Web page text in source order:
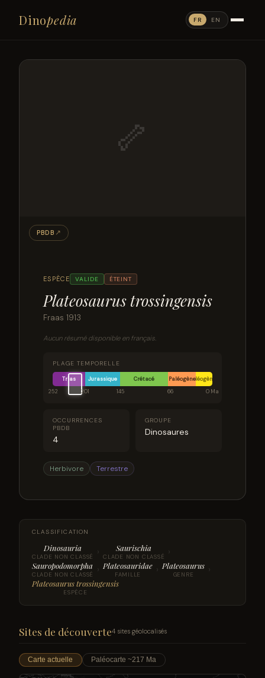
Dinopedia FR EN
ESPÈCE VALIDE ÉTEINT
Plateosaurus trossingensis
Fraas 1913
Aucun résumé disponible en français.
PLAGE TEMPORELLE
Trias Jurassique Crétacé PaléogèneNéogène
252
201 145 66 0 Ma
OCCURRENCES
PBDB
4
GROUPE
Dinosaures
Herbivore Terrestre
🦴
PBDB ↗
CLASSIFICATION
Dinosauria
CLADE NON CLASSÉ › Saurischia
CLADE NON CLASSÉ ›
Sauropodomorpha
CLADE NON CLASSÉ › Plateosauridae
FAMILLE › Plateosaurus
GENRE ›
Plateosaurus trossingensis
ESPÈCE
Sites de découverte4 sites géolocalisés
Carte actuelle Paléocarte ~217 Ma